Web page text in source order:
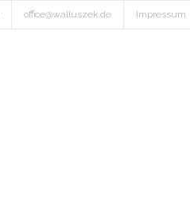
office@walluszek.de Impressum